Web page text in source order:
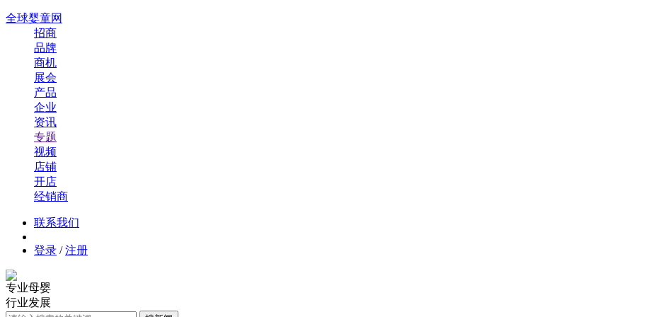
全球婴童网
招商
品牌
商机
展会
产品
企业
资讯
专题
视频
店铺
开店
经销商
联系我们
登录 /注册
专业母婴
行业发展